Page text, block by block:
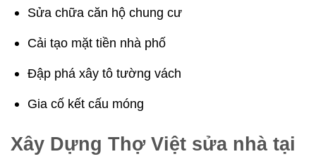
Sửa chữa căn hộ chung cư
Cải tạo mặt tiền nhà phố
Đập phá xây tô tường vách
Gia cố kết cấu móng
Xây Dựng Thợ Việt sửa nhà tại